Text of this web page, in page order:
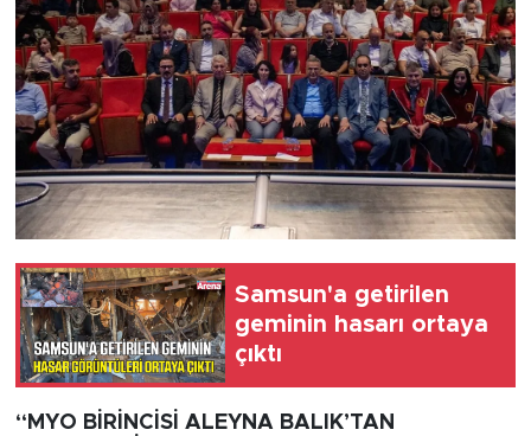
Samsun'a getirilen
geminin hasarı ortaya
çıktı
“MYO BİRİNCİSİ ALEYNA BALIK’TAN